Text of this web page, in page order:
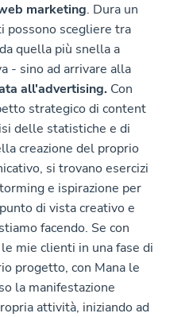
marketing. Dura un
possono scegliere tra
quella più snella a
- sino ad arrivare alla
all'advertising. Con
strategico di content
delle statistiche e di
creazione del proprio
si trovano esercizi
e ispirazione per
di vista creativo e
facendo. Se con
mie clienti in una fase di
progetto, con Mana le
la manifestazione
attività, iniziando ad